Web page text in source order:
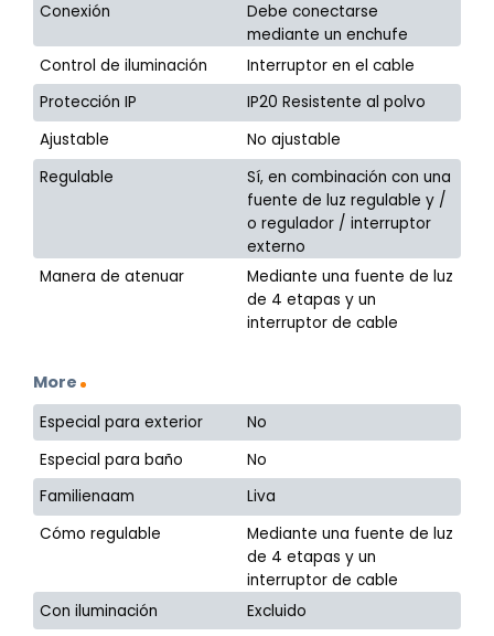
Conexión
Debe conectarse
mediante un enchufe
Control de iluminación
Interruptor en el cable
Protección IP
IP20 Resistente al polvo
Ajustable
No ajustable
Regulable
Sí, en combinación con una
fuente de luz regulable y /
o regulador / interruptor
externo
Manera de atenuar
Mediante una fuente de luz
de 4 etapas y un
interruptor de cable
More
Especial para exterior
No
Especial para baño
No
Familienaam
Liva
Cómo regulable
Mediante una fuente de luz
de 4 etapas y un
interruptor de cable
Con iluminación
Excluido